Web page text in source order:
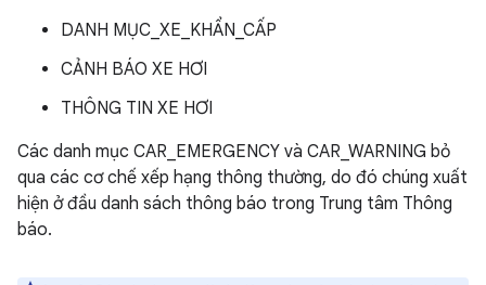
DANH MỤC_XE_KHẨN_CẤP
CẢNH BÁO XE HƠI
THÔNG TIN XE HƠI
Các danh mục CAR_EMERGENCY và CAR_WARNING bỏ
qua các cơ chế xếp hạng thông thường, do đó chúng xuất
hiện ở đầu danh sách thông báo trong Trung tâm Thông
báo.